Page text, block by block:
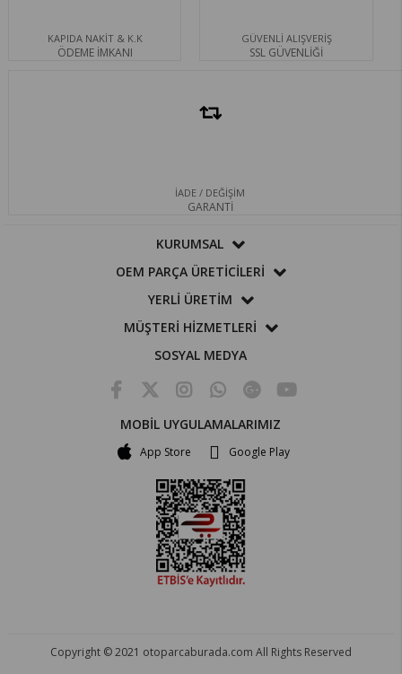
KAPIDA NAKİT & K.K
ÖDEME İMKANI
GÜVENLİ ALIŞVERİŞ
SSL GÜVENLİĞİ
İADE / DEĞİŞİM
GARANTİ
KURUMSAL
OEM PARÇA ÜRETİCİLERİ
YERLİ ÜRETİM
MÜŞTERİ HİZMETLERİ
SOSYAL MEDYA
MOBİL UYGULAMALARIMIZ
App Store Google Play
Copyright © 2021 otoparcaburada.com All Rights Reserved